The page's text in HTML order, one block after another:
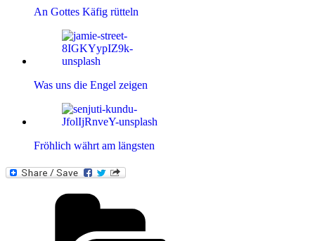
An Gottes Käfig rütteln
Was uns die Engel zeigen
Fröhlich währt am längsten